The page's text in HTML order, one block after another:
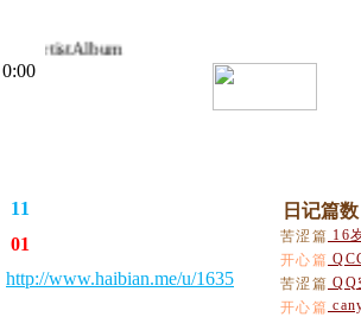
ArtistAlbum
0:00
11
01
http://www.haibian.me/u/1635
日记篇
苦涩篇 16
开心篇
苦涩篇 QQ
开心篇